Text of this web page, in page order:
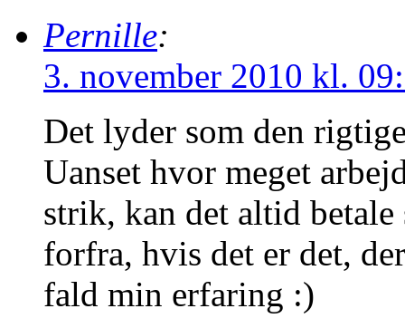
Pernille:
3. november 2010 kl.
Det lyder som den
Uanset hvor meget
strik, kan det altid
forfra, hvis det er det,
fald min erfaring :)